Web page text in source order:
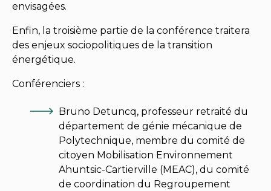
envisagées.
Enfin, la troisième partie de la conférence traitera
des enjeux sociopolitiques de la transition
énergétique.
Conférenciers :
Bruno Detuncq, professeur retraité du
département de génie mécanique de
Polytechnique, membre du comité de
citoyen Mobilisation Environnement
Ahuntsic-Cartierville (MEAC), du comité
de coordination du Regroupement